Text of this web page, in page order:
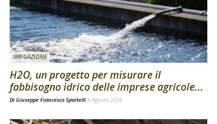
IRRIGAZIONE
H2O, un progetto per misurare il
fabbisogno idrico delle imprese agricole...
Di Giuseppe Francesco Sportelli 3 Agosto 2026